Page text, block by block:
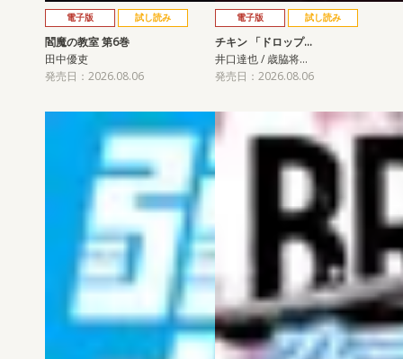
電子版 試し読み
閻魔の教室 第6巻
田中優吏
発売日：2026.08.06
電子版 試し読み
チキン 「ドロップ…
井口達也 / 歳脇将…
発売日：2026.08.06